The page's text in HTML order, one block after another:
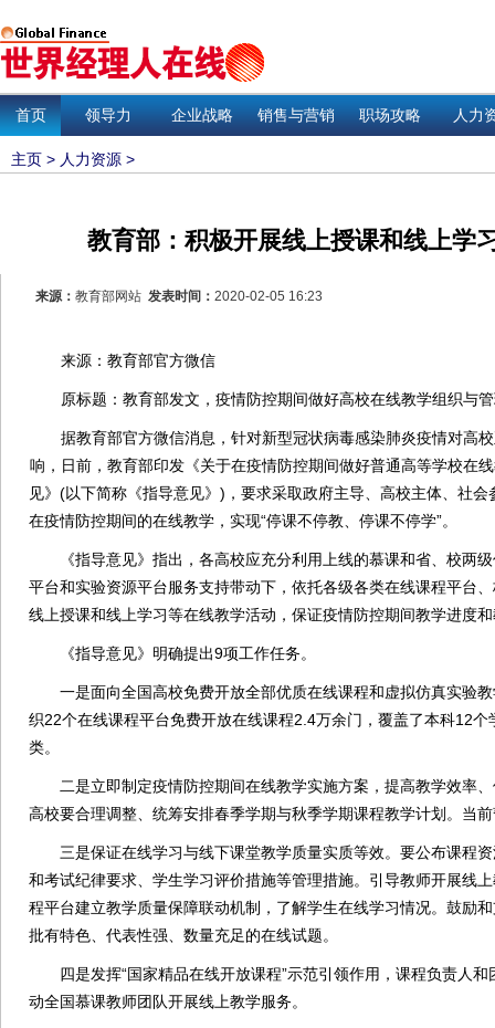
首页 领导力 企业战略 销售与营销 职场攻略 人力
主页 > 人力资源 >
教育部：积极开展线上授课和线上学
来源： 教育部网站 发表时间： 2020-02-05 16:23
来源：教育部官方微信
原标题：教育部发文，疫情防控期间做好高校在线教学组织与
据教育部官方微信消息，针对新型冠状病毒感染肺炎疫情对高校
响，日前，教育部印发《关于在疫情防控期间做好普通高等学校在
见》(以下简称《指导意见》)，要求采取政府主导、高校主体、社
在疫情防控期间的在线教学，实现“停课不停教、停课不停学”。
《指导意见》指出，各高校应充分利用上线的慕课和省、校两级
平台和实验资源平台服务支持带动下，依托各级各类在线课程平台
线上授课和线上学习等在线教学活动，保证疫情防控期间教学进度
《指导意见》明确提出9项工作任务。
一是面向全国高校免费开放全部优质在线课程和虚拟仿真实验教
织22个在线课程平台免费开放在线课程2.4万余门，覆盖了本科12
类。
二是立即制定疫情防控期间在线教学实施方案，提高教学效率、
高校要合理调整、统筹安排春季学期与秋季学期课程教学计划。当
三是保证在线学习与线下课堂教学质量实质等效。要公布课程资
和考试纪律要求、学生学习评价措施等管理措施。引导教师开展线
程平台建立教学质量保障联动机制，了解学生在线学习情况。鼓励
批有特色、代表性强、数量充足的在线试题。
四是发挥“国家精品在线开放课程”示范引领作用，课程负责人和
动全国慕课教师团队开展线上教学服务。